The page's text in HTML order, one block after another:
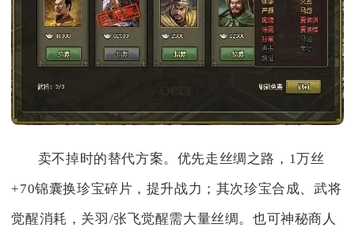
卖不掉时的替代方案。优先走丝绸之路，1万丝
+70锦囊换珍宝碎片，提升战力；其次珍宝合成、武将
觉醒消耗，关羽/张飞觉醒需大量丝绸。也可神秘商人